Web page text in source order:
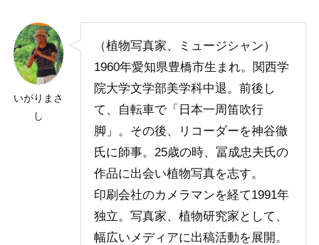
いがりまさ
し
（植物写真家、ミュージシャン）
1960年愛知県豊橋市生まれ。関西学
院大学文学部美学科中退。前後し
て、自転車で「日本一周笛吹行
脚」。その後、リコーダーを神谷徹
氏に師事。25歳の時、冨成忠夫氏の
作品に出会い植物写真を志す。
印刷会社のカメラマンを経て1991年
独立。写真家、植物研究家として、
幅広いメディアに出稿活動を展開。